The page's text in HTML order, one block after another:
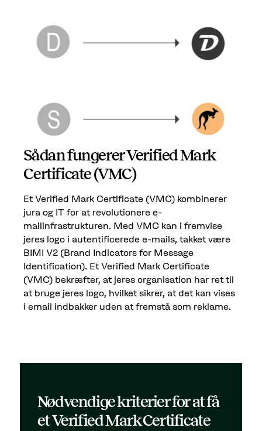
Sådan fungerer Verified Mark
Certificate (VMC)
Et Verified Mark Certificate (VMC) kombinerer
jura og IT for at revolutionere e-
mailinfrastrukturen. Med VMC kan i fremvise
jeres logo i autentificerede e-mails, takket være
BIMI V2 (Brand Indicators for Message
Identification). Et Verified Mark Certificate
(VMC) bekræfter, at jeres organisation har ret til
at bruge jeres logo, hvilket sikrer, at det kan vises
i email indbakker uden at fremstå som reklame.
Nødvendige kriterier for at få
et Verified Mark Certificate